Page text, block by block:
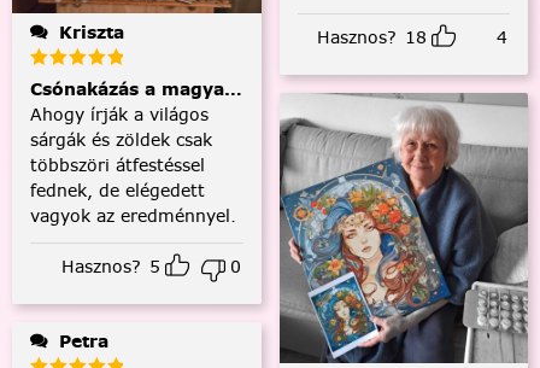
Kriszta
Csónakázás a magyar tengeren
Ahogy írják a világos
sárgák és zöldek csak
többszöri átfestéssel
fednek, de elégedett
vagyok az eredménnyel.
Hasznos? 5 0
Petra
Hasznos? 18 4